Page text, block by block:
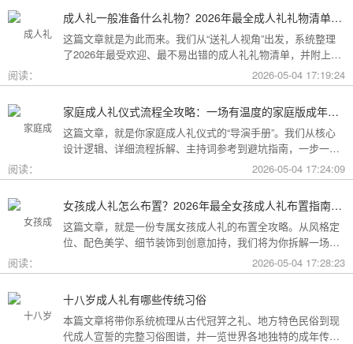
成人礼一般准备什么礼物？2026年最全成人礼礼物清单：父母、长辈、朋友一篇搞定
这篇文章就是为此而来。我们从“送礼人视角”出发，系统整理
了2026年最受欢迎、最不易出错的成人礼礼物清单，并附上挑
选逻辑和避坑指南，帮你用一份恰到好处的心意，为孩子（或
朋友）的18岁写下最温暖的注脚。
阅读： 2026-05-04 17:19:24
家庭成人礼仪式流程全攻略：一场有温度的家庭版成年加冕仪式
这篇文章，就是你家庭成人礼仪式的“导演手册”。我们从核心
设计逻辑、详细流程拆解、主持词参考到避坑指南，一步一步
帮你在家里，为18岁的孩子完成一场笑泪交织、铭记终生的成
年加冕。
阅读： 2026-05-04 17:24:09
女孩成人礼怎么布置？2026年最全女孩成人礼布置指南：从梦幻公主风到酷飒个性范，打造专属她的成年盛典
这篇文章，就是一份专属女孩成人礼的布置全攻略。从风格定
位、配色美学、细节装饰到创意加持，我们将为你拆解一场值
得她铭记一生的成人礼，究竟该如何打造。
阅读： 2026-05-04 17:28:23
十八岁成人礼有哪些传统习俗
本篇文章将带你系统梳理从古代冠笄之礼、地方特色民俗到现
代成人宣誓的完整习俗图谱，并一览世界各地独特的成年传